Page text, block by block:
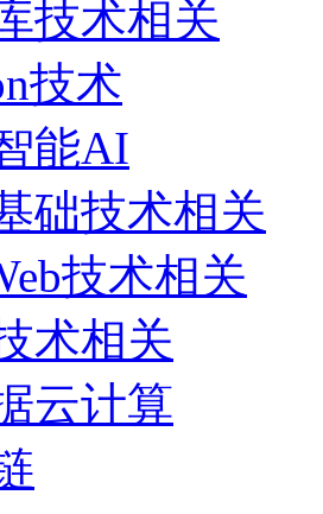
技术相关
技术
能AI
础技术相关
技术相关
术相关
云计算